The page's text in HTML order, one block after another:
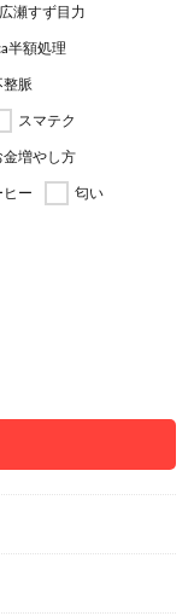
広瀬すず目力
半額処理
整脈
スマテク
金増やし方
ー
匂い